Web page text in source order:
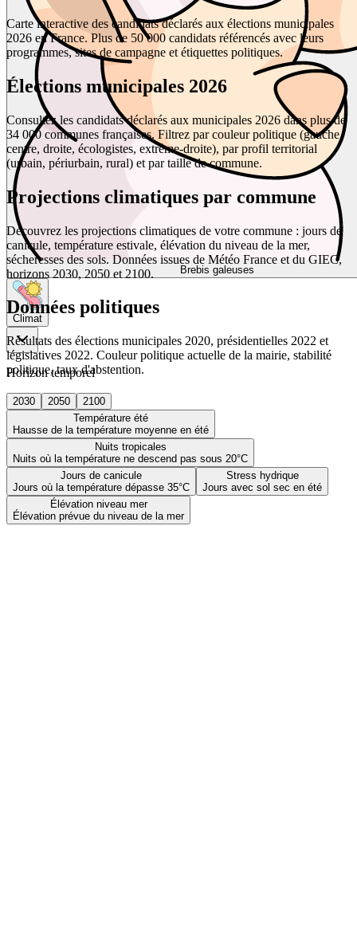
Brebis galeuses
Climat
Horizon temporel
2030 2050
2100
Température été
Hausse de la température moyenne en été
Nuits tropicales
Nuits où la température ne descend pas sous 20°C
Jours de canicule
Jours où la température dépasse 35°C
Stress hydrique
Jours avec sol sec en été
Élévation niveau mer
Élévation prévue du niveau de la mer
Carte interactive des candidats déclarés aux élections municipales
2026 en France. Plus de 50 000 candidats référencés avec leurs
programmes, sites de campagne et étiquettes politiques.
Élections municipales 2026
Consultez les candidats déclarés aux municipales 2026 dans plus de
34 000 communes françaises. Filtrez par couleur politique (gauche,
centre, droite, écologistes, extrême-droite), par profil territorial
(urbain, périurbain, rural) et par taille de commune.
Projections climatiques par commune
Découvrez les projections climatiques de votre commune : jours de
canicule, température estivale, élévation du niveau de la mer,
sécheresses des sols. Données issues de Météo France et du GIEC,
horizons 2030, 2050 et 2100.
Données politiques
Résultats des élections municipales 2020, présidentielles 2022 et
législatives 2022. Couleur politique actuelle de la mairie, stabilité
politique, taux d'abstention.